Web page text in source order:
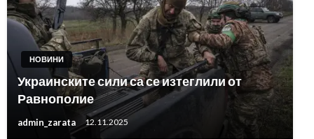
НОВИНИ
Украинските сили са се изтеглили от
Равнополие
admin_zarata 12.11.2025